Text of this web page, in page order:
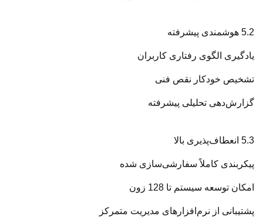
5.2 هوشمندی پیشرفته
یادگیری الگوی رفتاری کاربران
تشخیص خودکار نقص فنی
گزارش‌دهی تحلیلی پیشرفته
5.3 انعطاف‌پذیری بالا
پیکربندی کاملاً سفارشی‌سازی شده
امکان توسعه سیستم تا 128 زون
پشتیبانی از نرم‌افزارهای مدیریت متمرکز